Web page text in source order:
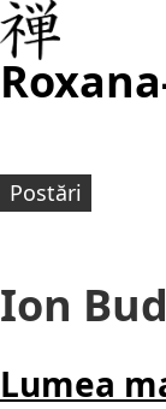
Postări
Ion
Lumea